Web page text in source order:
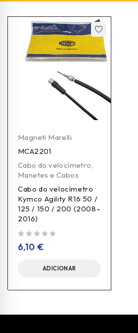
Magneti Marelli
MCA2201
Cabo do velocímetro
Manetes e Cabos
Cabo do velocímetro
Kymco Agility R16 50 /
125 / 150 / 200 (2008–
2016)
6,10 €
ADICIONAR